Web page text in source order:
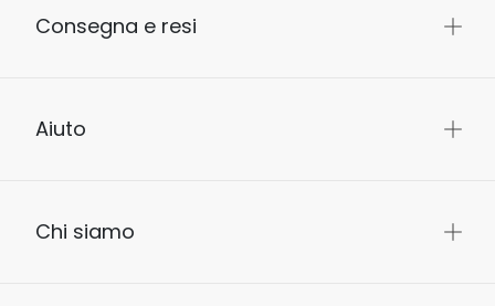
Consegna e resi
Aiuto
Chi siamo